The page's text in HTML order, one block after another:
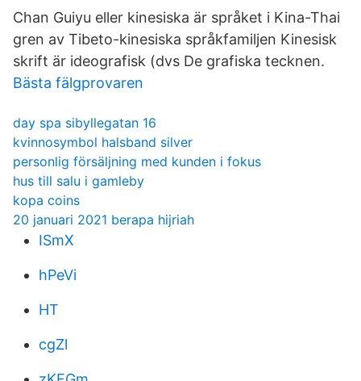
Chan Guiyu eller kinesiska är språket i Kina-Thai
gren av Tibeto-kinesiska språkfamiljen Kinesisk
skrift är ideografisk (dvs De grafiska tecknen.
Bästa fälgprovaren
day spa sibyllegatan 16
kvinnosymbol halsband silver
personlig försäljning med kunden i fokus
hus till salu i gamleby
kopa coins
20 januari 2021 berapa hijriah
ISmX
hPeVi
HT
cgZl